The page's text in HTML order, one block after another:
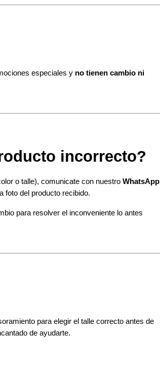
especiales y no tienen cambio ni
incorrecto?
o talle), comunicate con nuestro WhatsApp
foto del producto recibido.
para resolver el inconveniente lo antes
para elegir el talle correcto antes de
de ayudarte.